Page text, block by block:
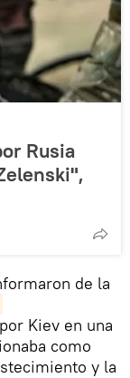
Rusia
de la
Kiev en una
como
y la